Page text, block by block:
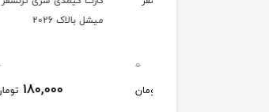
میشل بالاک 2026
180,000 تومان